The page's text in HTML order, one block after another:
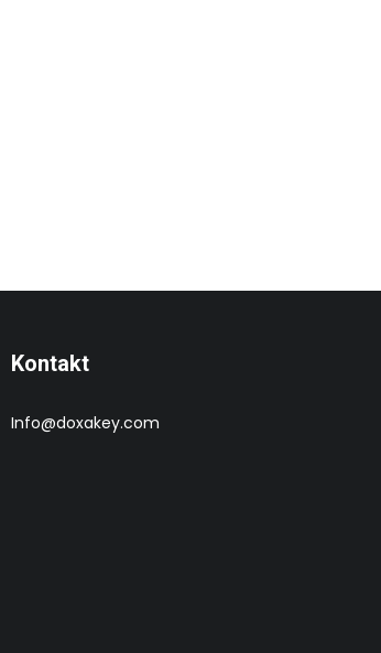
Kontakt
Info@doxakey.com